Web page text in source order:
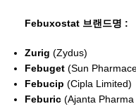
Febuxostat 브랜드명 :
Zurig (Zydus)
Febuget (Sun
Febucip (Cipla Limited)
Feburic (Ajanta Pharma